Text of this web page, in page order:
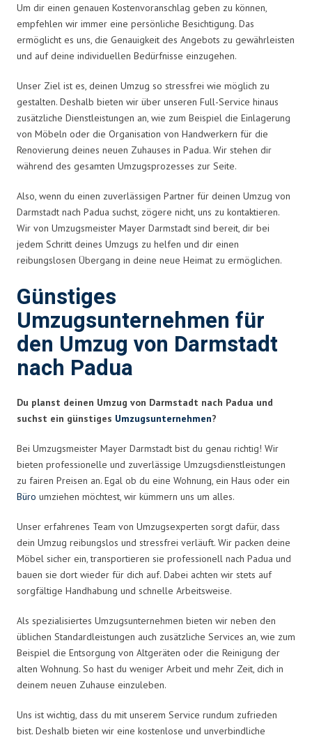
Um dir einen genauen Kostenvoranschlag geben zu können,
empfehlen wir immer eine persönliche Besichtigung. Das
ermöglicht es uns, die Genauigkeit des Angebots zu gewährleisten
und auf deine individuellen Bedürfnisse einzugehen.
Unser Ziel ist es, deinen Umzug so stressfrei wie möglich zu
gestalten. Deshalb bieten wir über unseren Full-Service hinaus
zusätzliche Dienstleistungen an, wie zum Beispiel die Einlagerung
von Möbeln oder die Organisation von Handwerkern für die
Renovierung deines neuen Zuhauses in Padua. Wir stehen dir
während des gesamten Umzugsprozesses zur Seite.
Also, wenn du einen zuverlässigen Partner für deinen Umzug von
Darmstadt nach Padua suchst, zögere nicht, uns zu kontaktieren.
Wir von Umzugsmeister Mayer Darmstadt sind bereit, dir bei
jedem Schritt deines Umzugs zu helfen und dir einen
reibungslosen Übergang in deine neue Heimat zu ermöglichen.
Günstiges
Umzugsunternehmen für
den Umzug von Darmstadt
nach Padua
Du planst deinen Umzug von Darmstadt nach Padua und
suchst ein günstiges Umzugsunternehmen?
Bei Umzugsmeister Mayer Darmstadt bist du genau richtig! Wir
bieten professionelle und zuverlässige Umzugsdienstleistungen
zu fairen Preisen an. Egal ob du eine Wohnung, ein Haus oder ein
Büro umziehen möchtest, wir kümmern uns um alles.
Unser erfahrenes Team von Umzugsexperten sorgt dafür, dass
dein Umzug reibungslos und stressfrei verläuft. Wir packen deine
Möbel sicher ein, transportieren sie professionell nach Padua und
bauen sie dort wieder für dich auf. Dabei achten wir stets auf
sorgfältige Handhabung und schnelle Arbeitsweise.
Als spezialisiertes Umzugsunternehmen bieten wir neben den
üblichen Standardleistungen auch zusätzliche Services an, wie zum
Beispiel die Entsorgung von Altgeräten oder die Reinigung der
alten Wohnung. So hast du weniger Arbeit und mehr Zeit, dich in
deinem neuen Zuhause einzuleben.
Uns ist wichtig, dass du mit unserem Service rundum zufrieden
bist. Deshalb bieten wir eine kostenlose und unverbindliche